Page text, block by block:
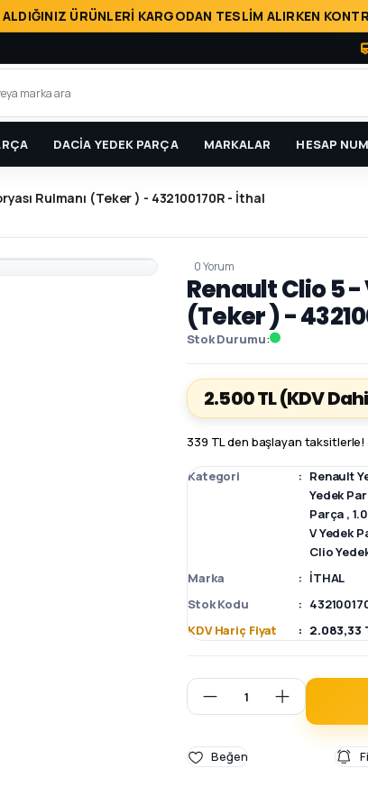
ÜRÜNLERİ KARGODAN TESLİM ALIRKEN
DACİA YEDEK PARÇA MARKALAR HESAP
Rulmanı (Teker ) - 432100170R - İthal
0 Yorum
Renault Clio 5 -
(Teker ) -
Stok Durumu
2.500 TL(KDV
339 TL den başlayan taksitlerle!
Kategori Renault
Yedek
Parça ,
V Yedek
Clio
Marka
İTHAL
Stok Kodu
KDV Hariç Fiyat
2.083,33